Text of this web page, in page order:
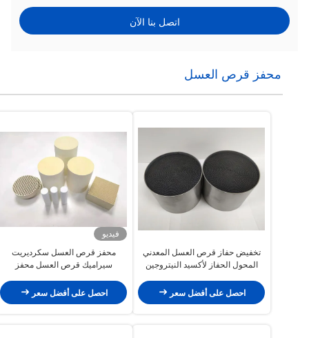
اتصل بنا الآن
محفز قرص العسل
تخفيض حفاز قرص العسل المعدني
المحول الحفاز لأكسيد النيتروجين
احصل على أفضل سعر
فيديو
محفز قرص العسل سكرديريت
سيراميك قرص العسل محفز
احصل على أفضل سعر